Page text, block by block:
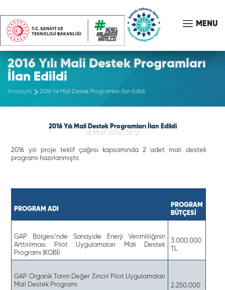
MENU
2016 Yılı Mali Destek Programları
İlan Edildi
Anasayfa 2016 Yılı Mali Destek Programları İlan Edildi
2016 Yılı Mali Destek Programları İlan Edildi
18 Mart 2016 | 18:12
2016 yılı proje teklif çağrısı kapsamında 2 adet mali destek
programı hazırlanmıştır.
PROGRAM ADI
PROGRAM
BÜTÇESİ
GAP Bölgesi’nde Sanayide Enerji Verimliliğinin
Arttırılması Pilot Uygulamaları Mali Destek
Programı (KOBİ)
3.000.000
TL
GAP Organik Tarım Değer Zinciri Pilot Uygulamaları
Mali Destek Programı
2.250.000